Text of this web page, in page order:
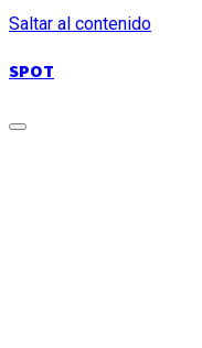
Saltar al contenido
SPOT